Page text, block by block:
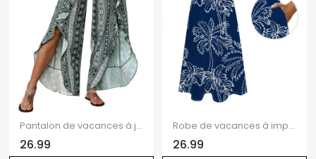
Pantalon de vacances à jambes larges, style ethnique, imprimé géométrique, fentes superposées
26.99
Robe de vacances à imprimé cocotiers, longue à fines bretelles spaghetti
26.99